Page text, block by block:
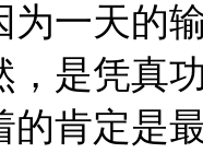
为一天的
，是凭真
的肯定是